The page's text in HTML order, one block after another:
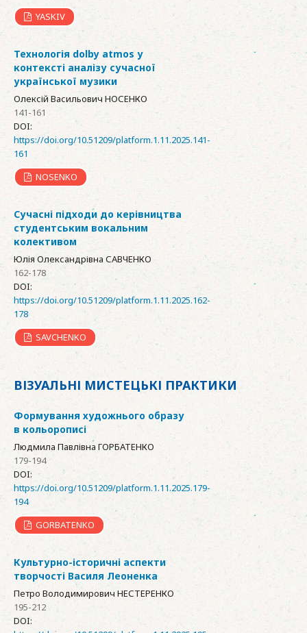
YASKIV
Технологія dolby atmos у
контексті аналізу сучасної
української музики
Олексій Васильович НОСЕНКО
141-161
DOI:
https://doi.org/10.51209/platform.1.11.2025.141-
161
NOSENKO
Сучасні підходи до керівництва
студентським вокальним
колективом
Юлія Олександрівна САВЧЕНКО
162-178
DOI:
https://doi.org/10.51209/platform.1.11.2025.162-
178
SAVCHENKO
ВІЗУАЛЬНІ МИСТЕЦЬКІ ПРАКТИКИ
Формування художнього образу
в кольорописі
Людмила Павлівна ГОРБАТЕНКО
179-194
DOI:
https://doi.org/10.51209/platform.1.11.2025.179-
194
GORBATENKO
Культурно-історичні аспекти
творчості Василя Леоненка
Петро Володимирович НЕСТЕРЕНКО
195-212
DOI: